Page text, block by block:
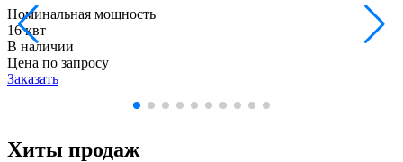
Номинальная мощность
16 квт
В наличии
Цена по запросу
Заказать
Хиты продаж